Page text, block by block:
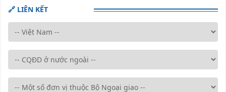
🔗 LIÊN KẾT